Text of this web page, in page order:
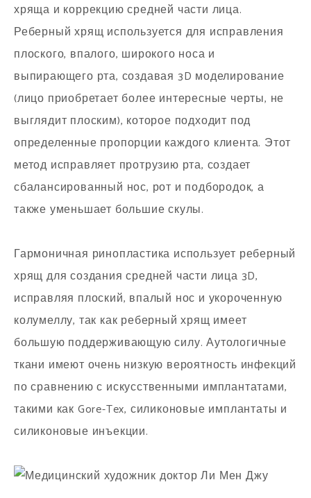
хряща и коррекцию средней части лица.
Реберный хрящ используется для исправления
плоского, впалого, широкого носа и
выпирающего рта, создавая 3D моделирование
(лицо приобретает более интересные черты, не
выглядит плоским), которое подходит под
определенные пропорции каждого клиента. Этот
метод исправляет протрузию рта, создает
сбалансированный нос, рот и подбородок, а
также уменьшает большие скулы.
Гармоничная ринопластика использует реберный
хрящ для создания средней части лица 3D,
исправляя плоский, впалый нос и укороченную
колумеллу, так как реберный хрящ имеет
большую поддерживающую силу. Аутологичные
ткани имеют очень низкую вероятность инфекций
по сравнению с искусственными имплантатами,
такими как Gore-Tex, силиконовые имплантаты и
силиконовые инъекции.